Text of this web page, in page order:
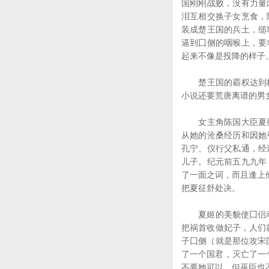
国刚刚战败，没有力
泪互相交换子女烹食
装成楚王国的兵土，
逼到囗侧的咽喉上，
起来不像是投降的样
楚王国的霸权达到极
小说还要荒唐离谱的男
女主角陈国大臣夏御
从她的沧桑经历和因
孔宁、仪行父私通，
儿子。纪元前五九九
了一面之词，而且逢上
把夏征舒处决。
夏姬的美貌使囗侣动
把祸首收做妃子，人
子囗侧（就是那位攻
了一个国君，灭亡了一